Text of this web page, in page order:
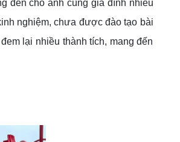
đến cho anh cùng gia đình nhiều
nghiệm, chưa được đào tạo bài
lại nhiều thành tích, mang đến